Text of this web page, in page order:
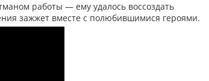
работы — ему удалось воссоздать
зажжет вместе с полюбившимися героями.